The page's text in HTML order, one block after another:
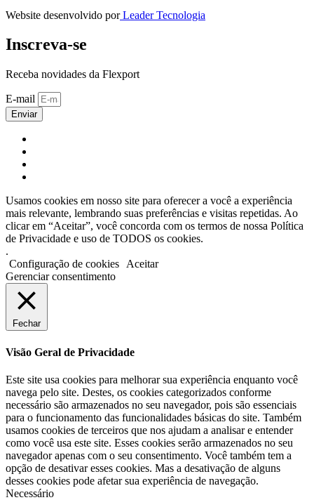
Website desenvolvido porLeader Tecnologia
Inscreva-se
Receba novidades da Flexport
E-mail
Enviar
Usamos cookies em nosso site para oferecer a você a experiência
mais relevante, lembrando suas preferências e visitas repetidas. Ao
clicar em “Aceitar”, você concorda com os termos de nossa Política
de Privacidade e uso de TODOS os cookies.
.
Configuração de cookies
Aceitar
Gerenciar consentimento
Fechar
Visão Geral de Privacidade
Este site usa cookies para melhorar sua experiência enquanto você
navega pelo site. Destes, os cookies categorizados conforme
necessário são armazenados no seu navegador, pois são essenciais
para o funcionamento das funcionalidades básicas do site. Também
usamos cookies de terceiros que nos ajudam a analisar e entender
como você usa este site. Esses cookies serão armazenados no seu
navegador apenas com o seu consentimento. Você também tem a
opção de desativar esses cookies. Mas a desativação de alguns
desses cookies pode afetar sua experiência de navegação.
Necessário